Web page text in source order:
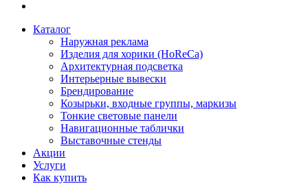
Каталог
Наружная реклама
Изделия для хорики (HoReCa)
Архитектурная подсветка
Интерьерные вывески
Брендирование
Козырьки, входные группы, маркизы
Тонкие световые панели
Навигационные таблички
Выставочные стенды
Акции
Услуги
Как купить